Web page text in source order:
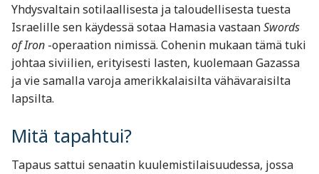
Yhdysvaltain sotilaallisesta ja taloudellisesta tuesta
Israelille sen käydessä sotaa Hamasia vastaanSwords
of Iron -operaation nimissä. Cohenin mukaan tämä tuki
johtaa siviilien, erityisesti lasten, kuolemaan Gazassa
ja vie samalla varoja amerikkalaisilta vähävaraisilta
lapsilta.
Mitä tapahtui?
Tapaus sattui senaatin kuulemistilaisuudessa, jossa